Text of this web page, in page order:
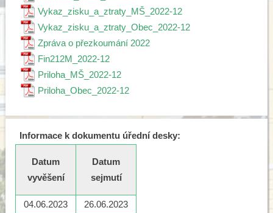
Vykaz_zisku_a_ztraty_MŠ_2022-12
Vykaz_zisku_a_ztraty_Obec_2022-12
Zpráva o přezkoumání 2022
Fin212M_2022-12
Priloha_MŠ_2022-12
Priloha_Obec_2022-12
Informace k dokumentu úřední desky:
Datum
vyvěšení
Datum
sejmutí
04.06.2023 26.06.2023